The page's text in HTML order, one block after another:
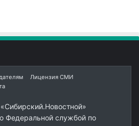
Лицензия СМИ
Федеральной службой по